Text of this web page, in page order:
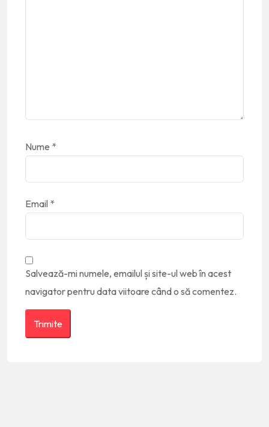
Nume *
Email *
Salvează-mi numele, emailul și site-ul web în acest
navigator pentru data viitoare când o să comentez.